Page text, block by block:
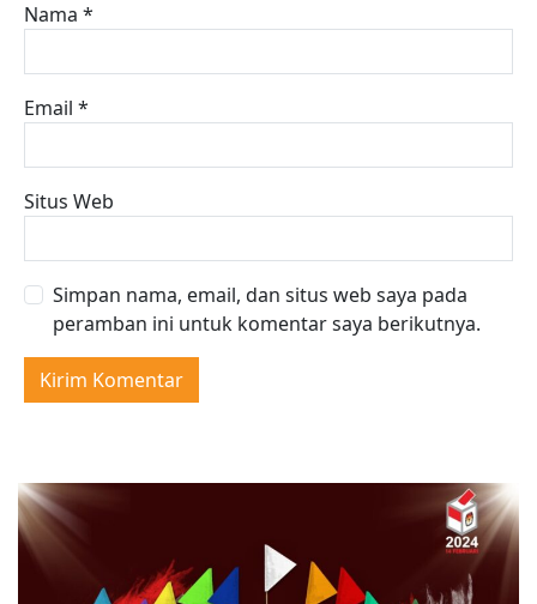
Nama *
Email *
Situs Web
Simpan nama, email, dan situs web saya pada
peramban ini untuk komentar saya berikutnya.